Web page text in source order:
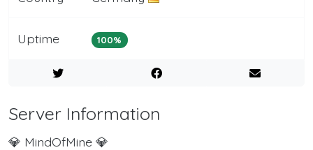
Uptime 100%
Server Information
💎 MindOfMine 💎